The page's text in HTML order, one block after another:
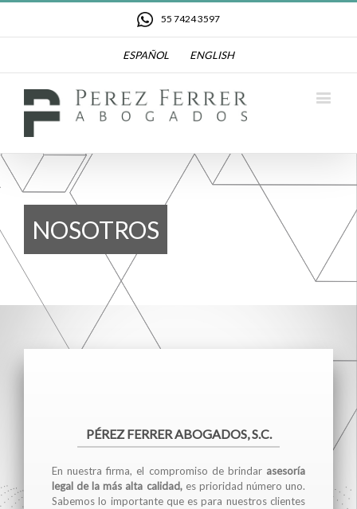
55 7424 3597
ESPAÑOL ENGLISH
NOSOTROS
PÉREZ FERRER ABOGADOS, S.C.
En nuestra firma, el compromiso de brindar asesoría
legal de la más alta calidad, es prioridad número uno.
Sabemos lo importante que es para nuestros clientes